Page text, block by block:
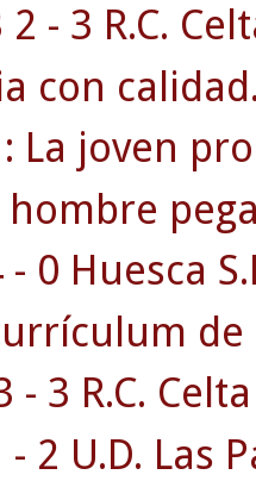
- 3 R.C.
con
La joven
hombre
- 0 Huesca
de
- 3 R.C.
- 2 U.D. Las